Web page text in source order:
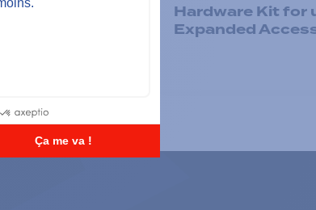
Hardware Kit for
Expanded